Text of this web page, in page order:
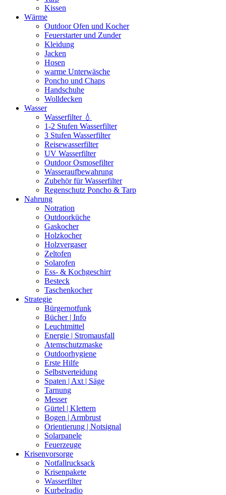
Kissen
Wärme
Outdoor Ofen und Kocher
Feuerstarter und Zunder
Kleidung
Jacken
Hosen
warme Unterwäsche
Poncho und Chaps
Handschuhe
Wolldecken
Wasser
Wasserfilter 💧
1-2 Stufen Wasserfilter
3 Stufen Wasserfilter
Reisewasserfilter
UV Wasserfilter
Outdoor Osmosefilter
Wasseraufbewahrung
Zubehör für Wasserfilter
Regenschutz Poncho & Tarp
Nahrung
Notration
Outdoorküche
Gaskocher
Holzkocher
Holzvergaser
Zeltofen
Solarofen
Ess- & Kochgeschirr
Besteck
Taschenkocher
Strategie
Bürgernotfunk
Bücher | Info
Leuchtmittel
Energie | Stromausfall
Atemschutzmaske
Outdoorhygiene
Erste Hilfe
Selbstverteidung
Spaten | Axt | Säge
Tarnung
Messer
Gürtel | Klettern
Bogen | Armbrust
Orientierung | Notsignal
Solarpanele
Feuerzeuge
Krisenvorsorge
Notfallrucksack
Krisenpakete
Wasserfilter
Kurbelradio